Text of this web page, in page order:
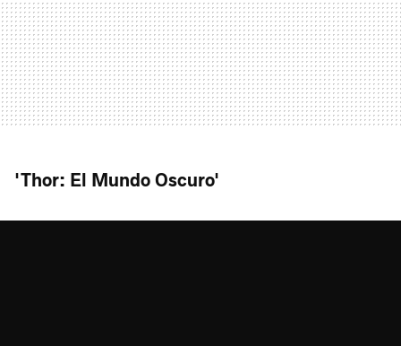
'Thor: El Mundo Oscuro'